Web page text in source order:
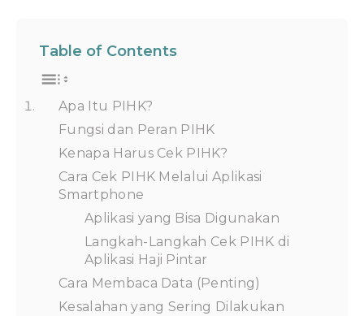
Table of Contents
Apa Itu PIHK?
Fungsi dan Peran PIHK
Kenapa Harus Cek PIHK?
Cara Cek PIHK Melalui Aplikasi
Smartphone
Aplikasi yang Bisa Digunakan
Langkah-Langkah Cek PIHK di
Aplikasi Haji Pintar
Cara Membaca Data (Penting)
Kesalahan yang Sering Dilakukan